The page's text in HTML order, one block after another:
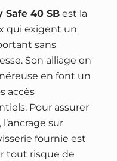
Safe 40 SBest la
qui exigent un
sans
Son alliage en
en font un
accès
Pour assurer
sur
fournie est
tout risque de